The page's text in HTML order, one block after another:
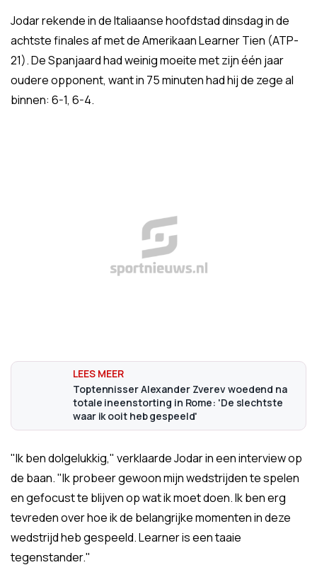
Jodar rekende in de Italiaanse hoofdstad dinsdag in de
achtste finales af met de Amerikaan Learner Tien (ATP-
21). De Spanjaard had weinig moeite met zijn één jaar
oudere opponent, want in 75 minuten had hij de zege al
binnen: 6-1, 6-4.
Toptennisser Alexander Zverev woedend na
totale ineenstorting in Rome: 'De slechtste
waar ik ooit heb gespeeld'
"Ik ben dolgelukkig," verklaarde Jodar in een interview op
de baan. "Ik probeer gewoon mijn wedstrijden te spelen
en gefocust te blijven op wat ik moet doen. Ik ben erg
tevreden over hoe ik de belangrijke momenten in deze
wedstrijd heb gespeeld. Learner is een taaie
tegenstander."